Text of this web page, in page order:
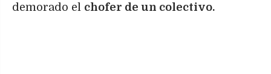
demorado el chofer de un colectivo.